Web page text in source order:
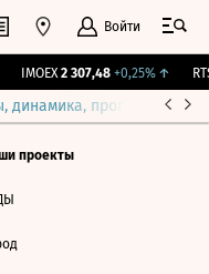
Войти
IMOEX 2 307,48 +0,25%↑
прогнозы
проекты